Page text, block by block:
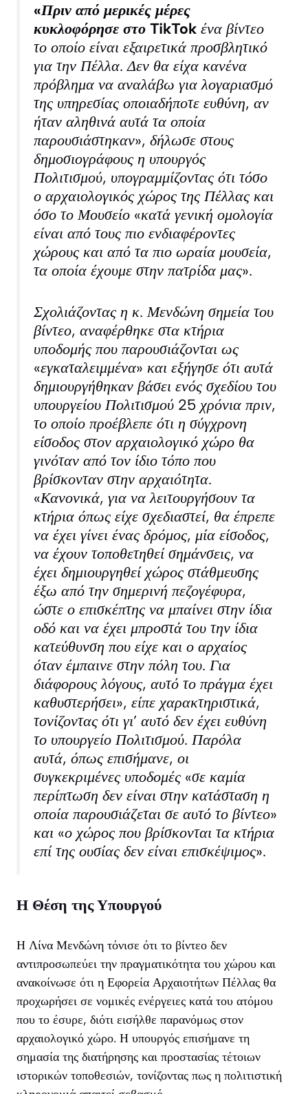
«Πριν από μερικές μέρες
κυκλοφόρησε στο TikTok ένα βίντεο
το οποίο είναι εξαιρετικά προσβλητικό
για την Πέλλα. Δεν θα είχα κανένα
πρόβλημα να αναλάβω για λογαριασμό
της υπηρεσίας οποιαδήποτε ευθύνη, αν
ήταν αληθινά αυτά τα οποία
παρουσιάστηκαν», δήλωσε στους
δημοσιογράφους η υπουργός
Πολιτισμού, υπογραμμίζοντας ότι τόσο
ο αρχαιολογικός χώρος της Πέλλας και
όσο το Μουσείο «κατά γενική ομολογία
είναι από τους πιο ενδιαφέροντες
χώρους και από τα πιο ωραία μουσεία,
τα οποία έχουμε στην πατρίδα μας».
Σχολιάζοντας η κ. Μενδώνη σημεία του
βίντεο, αναφέρθηκε στα κτήρια
υποδομής που παρουσιάζονται ως
«εγκαταλειμμένα» και εξήγησε ότι αυτά
δημιουργήθηκαν βάσει ενός σχεδίου του
υπουργείου Πολιτισμού 25 χρόνια πριν,
το οποίο προέβλεπε ότι η σύγχρονη
είσοδος στον αρχαιολογικό χώρο θα
γινόταν από τον ίδιο τόπο που
βρίσκονταν στην αρχαιότητα.
«Κανονικά, για να λειτουργήσουν τα
κτήρια όπως είχε σχεδιαστεί, θα έπρεπε
να έχει γίνει ένας δρόμος, μία είσοδος,
να έχουν τοποθετηθεί σημάνσεις, να
έχει δημιουργηθεί χώρος στάθμευσης
έξω από την σημερινή πεζογέφυρα,
ώστε ο επισκέπτης να μπαίνει στην ίδια
οδό και να έχει μπροστά του την ίδια
κατεύθυνση που είχε και ο αρχαίος
όταν έμπαινε στην πόλη του. Για
διάφορους λόγους, αυτό το πράγμα έχει
καθυστερήσει», είπε χαρακτηριστικά,
τονίζοντας ότι γι’ αυτό δεν έχει ευθύνη
το υπουργείο Πολιτισμού. Παρόλα
αυτά, όπως επισήμανε, οι
συγκεκριμένες υποδομές «σε καμία
περίπτωση δεν είναι στην κατάσταση η
οποία παρουσιάζεται σε αυτό το βίντεο»
και «ο χώρος που βρίσκονται τα κτήρια
επί της ουσίας δεν είναι επισκέψιμος».
Η Θέση της Υπουργού
Η Λίνα Μενδώνη τόνισε ότι το βίντεο δεν
αντιπροσωπεύει την πραγματικότητα του χώρου και
ανακοίνωσε ότι η Εφορεία Αρχαιοτήτων Πέλλας θα
προχωρήσει σε νομικές ενέργειες κατά του ατόμου
που το έσυρε, διότι εισήλθε παρανόμως στον
αρχαιολογικό χώρο. Η υπουργός επισήμανε τη
σημασία της διατήρησης και προστασίας τέτοιων
ιστορικών τοποθεσιών, τονίζοντας πως η πολιτιστική